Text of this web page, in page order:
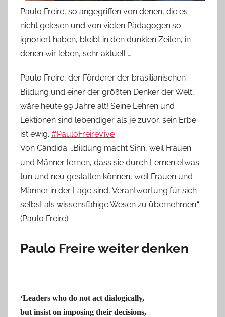
Paulo Freire, so angegriffen von denen, die es
nicht gelesen und von vielen Pädagogen so
ignoriert haben, bleibt in den dunklen Zeiten, in
denen wir leben, sehr aktuell …
Paulo Freire, der Förderer der brasilianischen
Bildung und einer der größten Denker der Welt,
wäre heute 99 Jahre alt! Seine Lehren und
Lektionen sind lebendiger als je zuvor, sein Erbe
ist ewig. #PauloFreireVive
Von Cândida: „Bildung macht Sinn, weil Frauen
und Männer lernen, dass sie durch Lernen etwas
tun und neu gestalten können, weil Frauen und
Männer in der Lage sind, Verantwortung für sich
selbst als wissensfähige Wesen zu übernehmen.“
(Paulo Freire)
Paulo Freire weiter denken
‘Leaders who do not act dialogically,
but insist on imposing their decisions,